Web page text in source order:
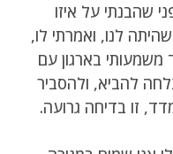
שהבנתי על איזו
לנו, ואמרתי לו,
משמעותי בארגון עם
להביא, ולהסביר
זו בדיחה גרועה.